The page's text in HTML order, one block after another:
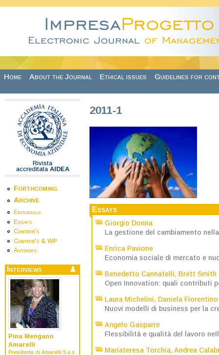
Home About the Journal Ethical issues Guidelines for
Rivista
accreditata AIDEA
Forthcoming
Archive
Editorials
Essays
Contrib's
Contrib's & WP
Authors
Interviews
Pina Mengano
Amarelli
Presidente di Amarelli S.a.s.
2011-1
Essays
Giorgio Donna
La gestione del cambiamento
Enrica Pavione
Economia sociale di mercato e
Benedetto Cannatelli, Brett Smith
Open Innovation: quali contributi
Laura Michelini, Daniela Fiorentino
Nuovi modelli di business per la
Angelo Gasparre
Flessibilità e qualità del lavoro
Mariateresa Torchia, Andrea